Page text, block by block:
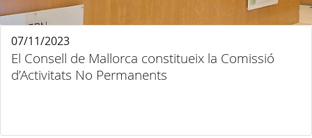
El Consell de Mallorca constitueix la Comissió
d’Activitats No Permanents
07/11/2023